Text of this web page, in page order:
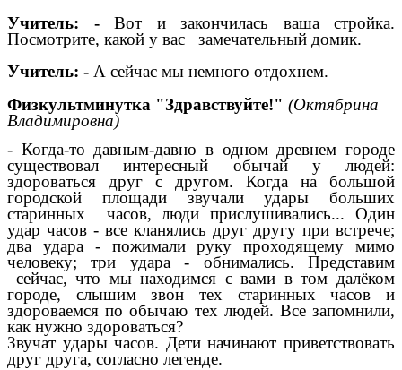
Учитель: - Вот и закончилась ваша стройка.
Посмотрите, какой у вас замечательный домик.
Учитель: - А сейчас мы немного отдохнем.
Физкультминутка "Здравствуйте!" (Октябрина
Владимировна)
- Когда-то давным-давно в одном древнем городе
существовал интересный обычай у людей:
здороваться друг с другом. Когда на большой
городской площади звучали удары больших
старинных часов, люди прислушивались... Один
удар часов - все кланялись друг другу при встрече;
два удара - пожимали руку проходящему мимо
человеку; три удара - обнимались. Представим
сейчас, что мы находимся с вами в том далёком
городе, слышим звон тех старинных часов и
здороваемся по обычаю тех людей. Все запомнили,
как нужно здороваться?
Звучат удары часов. Дети начинают приветствовать
друг друга, согласно легенде.